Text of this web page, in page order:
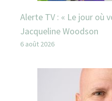
Alerte TV : « Le jour où
Jacqueline Woodson
6 août 2026